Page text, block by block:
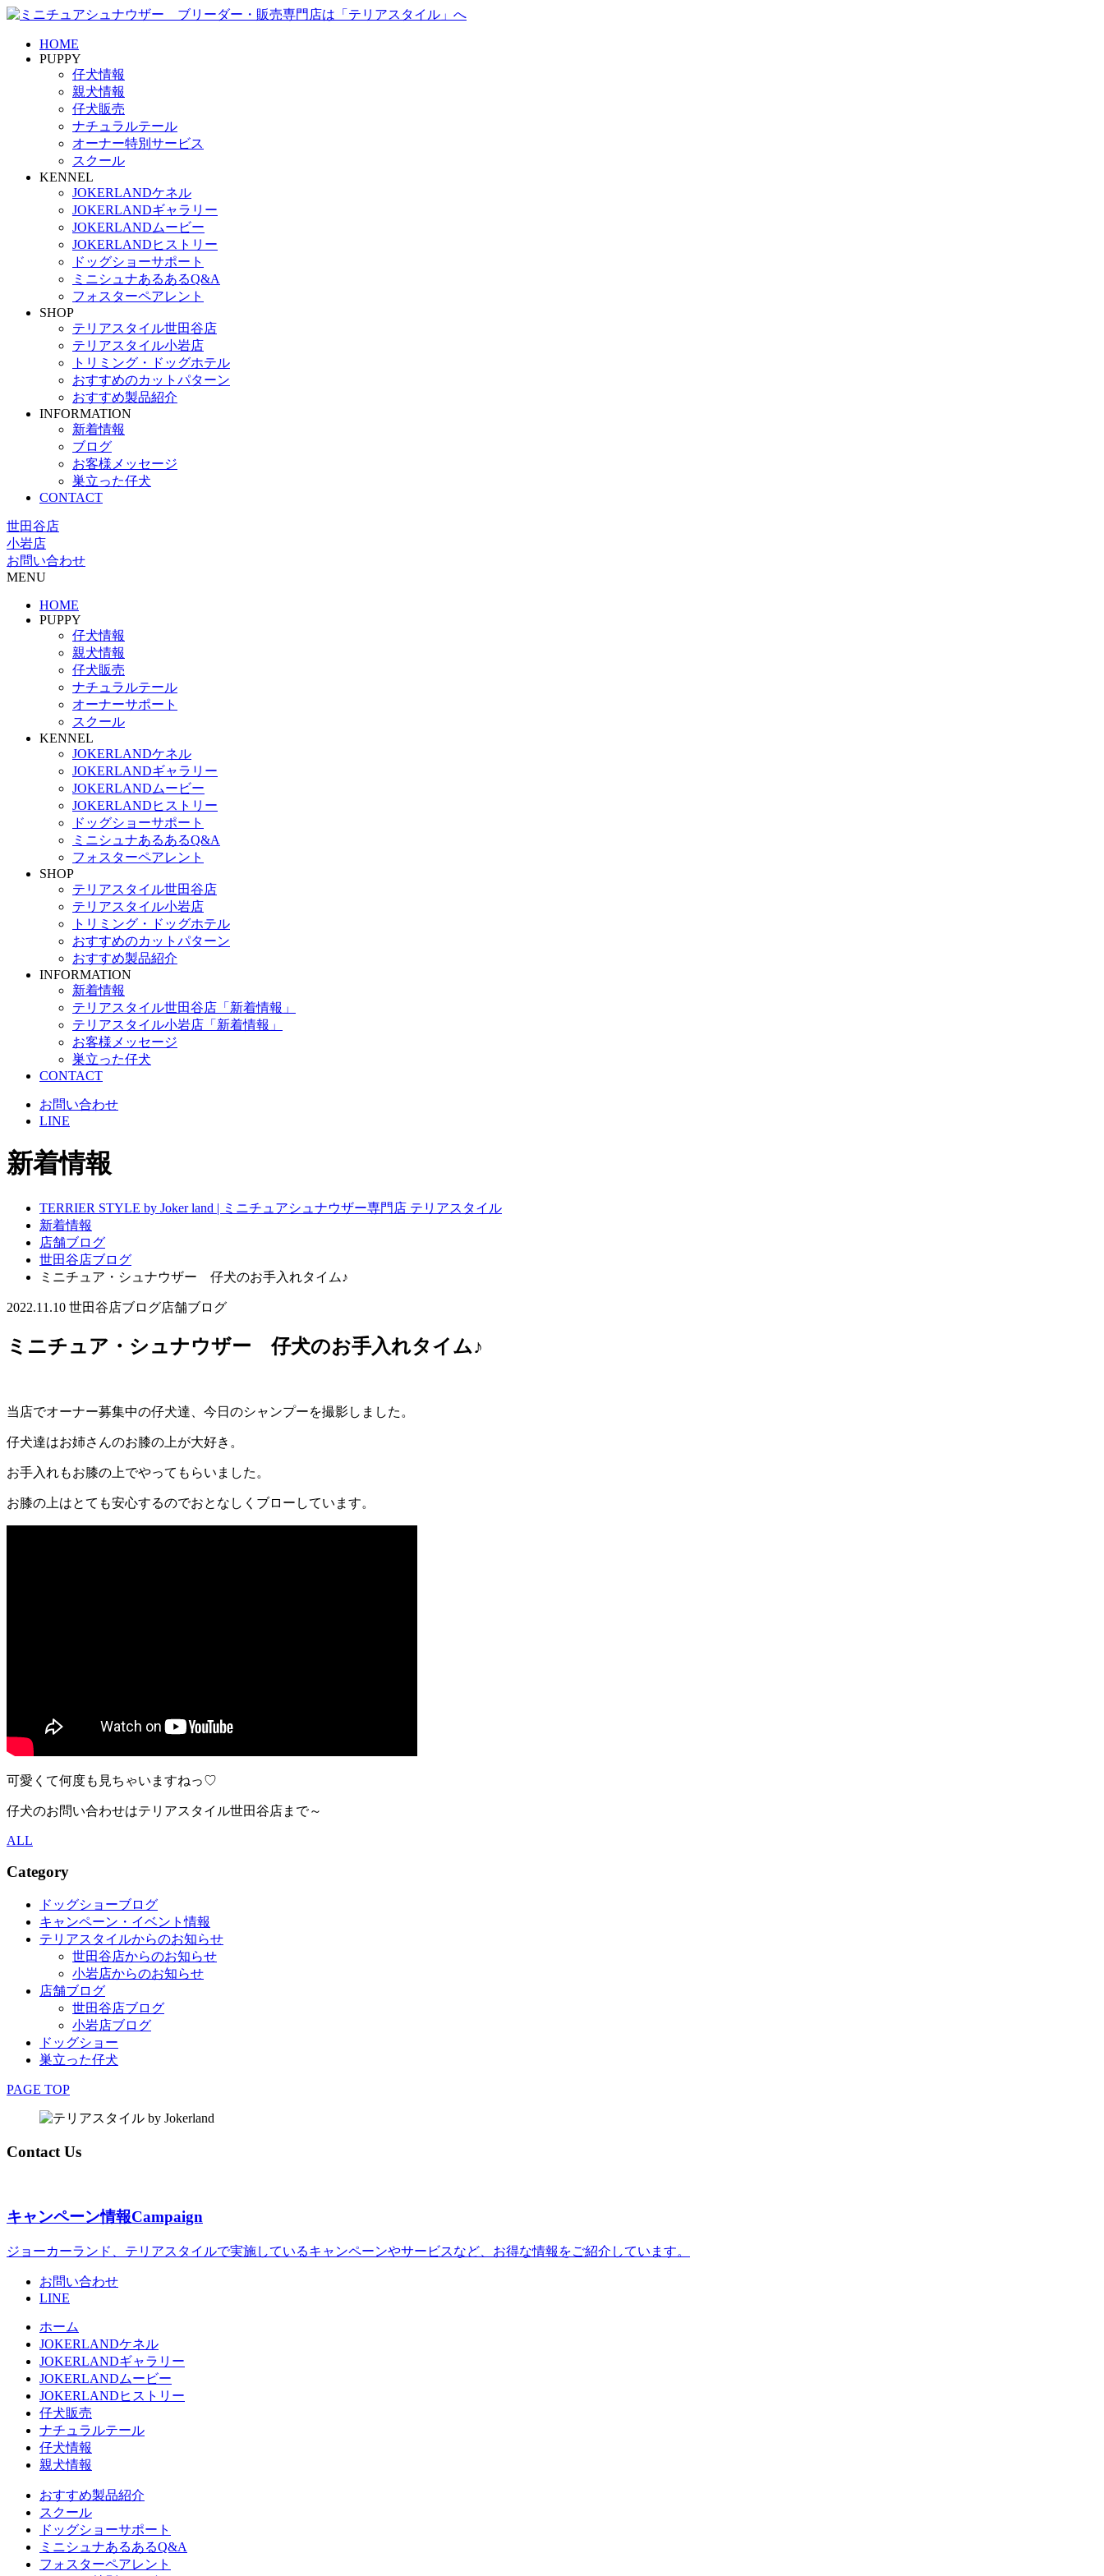
HOME
PUPPY
仔犬情報
親犬情報
仔犬販売
ナチュラルテール
オーナー特別サービス
スクール
KENNEL
JOKERLANDケネル
JOKERLANDギャラリー
JOKERLANDムービー
JOKERLANDヒストリー
ドッグショーサポート
ミニシュナあるあるQ&A
フォスターペアレント
SHOP
テリアスタイル世田谷店
テリアスタイル小岩店
トリミング・ドッグホテル
おすすめのカットパターン
おすすめ製品紹介
INFORMATION
新着情報
ブログ
お客様メッセージ
巣立った仔犬
CONTACT
世田谷店
小岩店
お問い合わせ
MENU
HOME
PUPPY
仔犬情報
親犬情報
仔犬販売
ナチュラルテール
オーナーサポート
スクール
KENNEL
JOKERLANDケネル
JOKERLANDギャラリー
JOKERLANDムービー
JOKERLANDヒストリー
ドッグショーサポート
ミニシュナあるあるQ&A
フォスターペアレント
SHOP
テリアスタイル世田谷店
テリアスタイル小岩店
トリミング・ドッグホテル
おすすめのカットパターン
おすすめ製品紹介
INFORMATION
新着情報
テリアスタイル世田谷店「新着情報」
テリアスタイル小岩店「新着情報」
お客様メッセージ
巣立った仔犬
CONTACT
お問い合わせ
LINE
新着情報
TERRIER STYLE by Joker land | ミニチュアシュナウザー専門店 テリアスタイル
新着情報
店舗ブログ
世田谷店ブログ
ミニチュア・シュナウザー 仔犬のお手入れタイム♪
2022.11.10 世田谷店ブログ店舗ブログ
ミニチュア・シュナウザー 仔犬のお手入れタイム♪
当店でオーナー募集中の仔犬達、今日のシャンプーを撮影しました。
仔犬達はお姉さんのお膝の上が大好き。
お手入れもお膝の上でやってもらいました。
お膝の上はとても安心するのでおとなしくブローしています。
可愛くて何度も見ちゃいますねっ♡
仔犬のお問い合わせはテリアスタイル世田谷店まで～
ALL
Category
ドッグショーブログ
キャンペーン・イベント情報
テリアスタイルからのお知らせ
世田谷店からのお知らせ
小岩店からのお知らせ
店舗ブログ
世田谷店ブログ
小岩店ブログ
ドッグショー
巣立った仔犬
PAGE TOP
Contact Us
キャンペーン情報Campaign
ジョーカーランド、テリアスタイルで実施しているキャンペーンやサービスなど、お得な情報をご紹介しています。
お問い合わせ
LINE
ホーム
JOKERLANDケネル
JOKERLANDギャラリー
JOKERLANDムービー
JOKERLANDヒストリー
仔犬販売
ナチュラルテール
仔犬情報
親犬情報
おすすめ製品紹介
スクール
ドッグショーサポート
ミニシュナあるあるQ&A
フォスターペアレント